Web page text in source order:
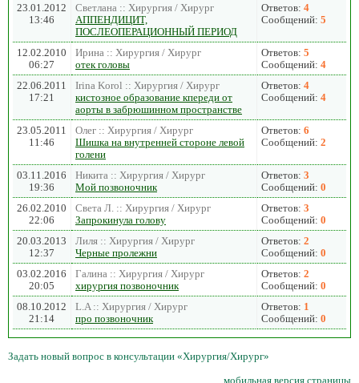
23.01.2012
13:46
Светлана :: Хирургия / Хирург
АППЕНДИЦИТ,
ПОСЛЕОПЕРАЦИОННЫЙ ПЕРИОД
Ответов: 4
Сообщений: 5
12.02.2010
06:27
Ирина :: Хирургия / Хирург
отек головы
Ответов: 5
Сообщений: 4
22.06.2011
17:21
Irina Korol :: Хирургия / Хирург
кистозное образование кпереди от
аорты в забрюшинном пространстве
Ответов: 4
Сообщений: 4
23.05.2011
11:46
Олег :: Хирургия / Хирург
Шишка на внутренней стороне левой
голени
Ответов: 6
Сообщений: 2
03.11.2016
19:36
Никита :: Хирургия / Хирург
Мой позвоночник
Ответов: 3
Сообщений: 0
26.02.2010
22:06
Света Л. :: Хирургия / Хирург
Запрокинула голову
Ответов: 3
Сообщений: 0
20.03.2013
12:37
Лиля :: Хирургия / Хирург
Черные пролежни
Ответов: 2
Сообщений: 0
03.02.2016
20:05
Галина :: Хирургия / Хирург
хирургия позвоночник
Ответов: 2
Сообщений: 0
08.10.2012
21:14
L.A :: Хирургия / Хирург
про позвоночник
Ответов: 1
Сообщений: 0
Задать новый вопрос в консультации «Хирургия/Хирург»
мобильная версия страницы